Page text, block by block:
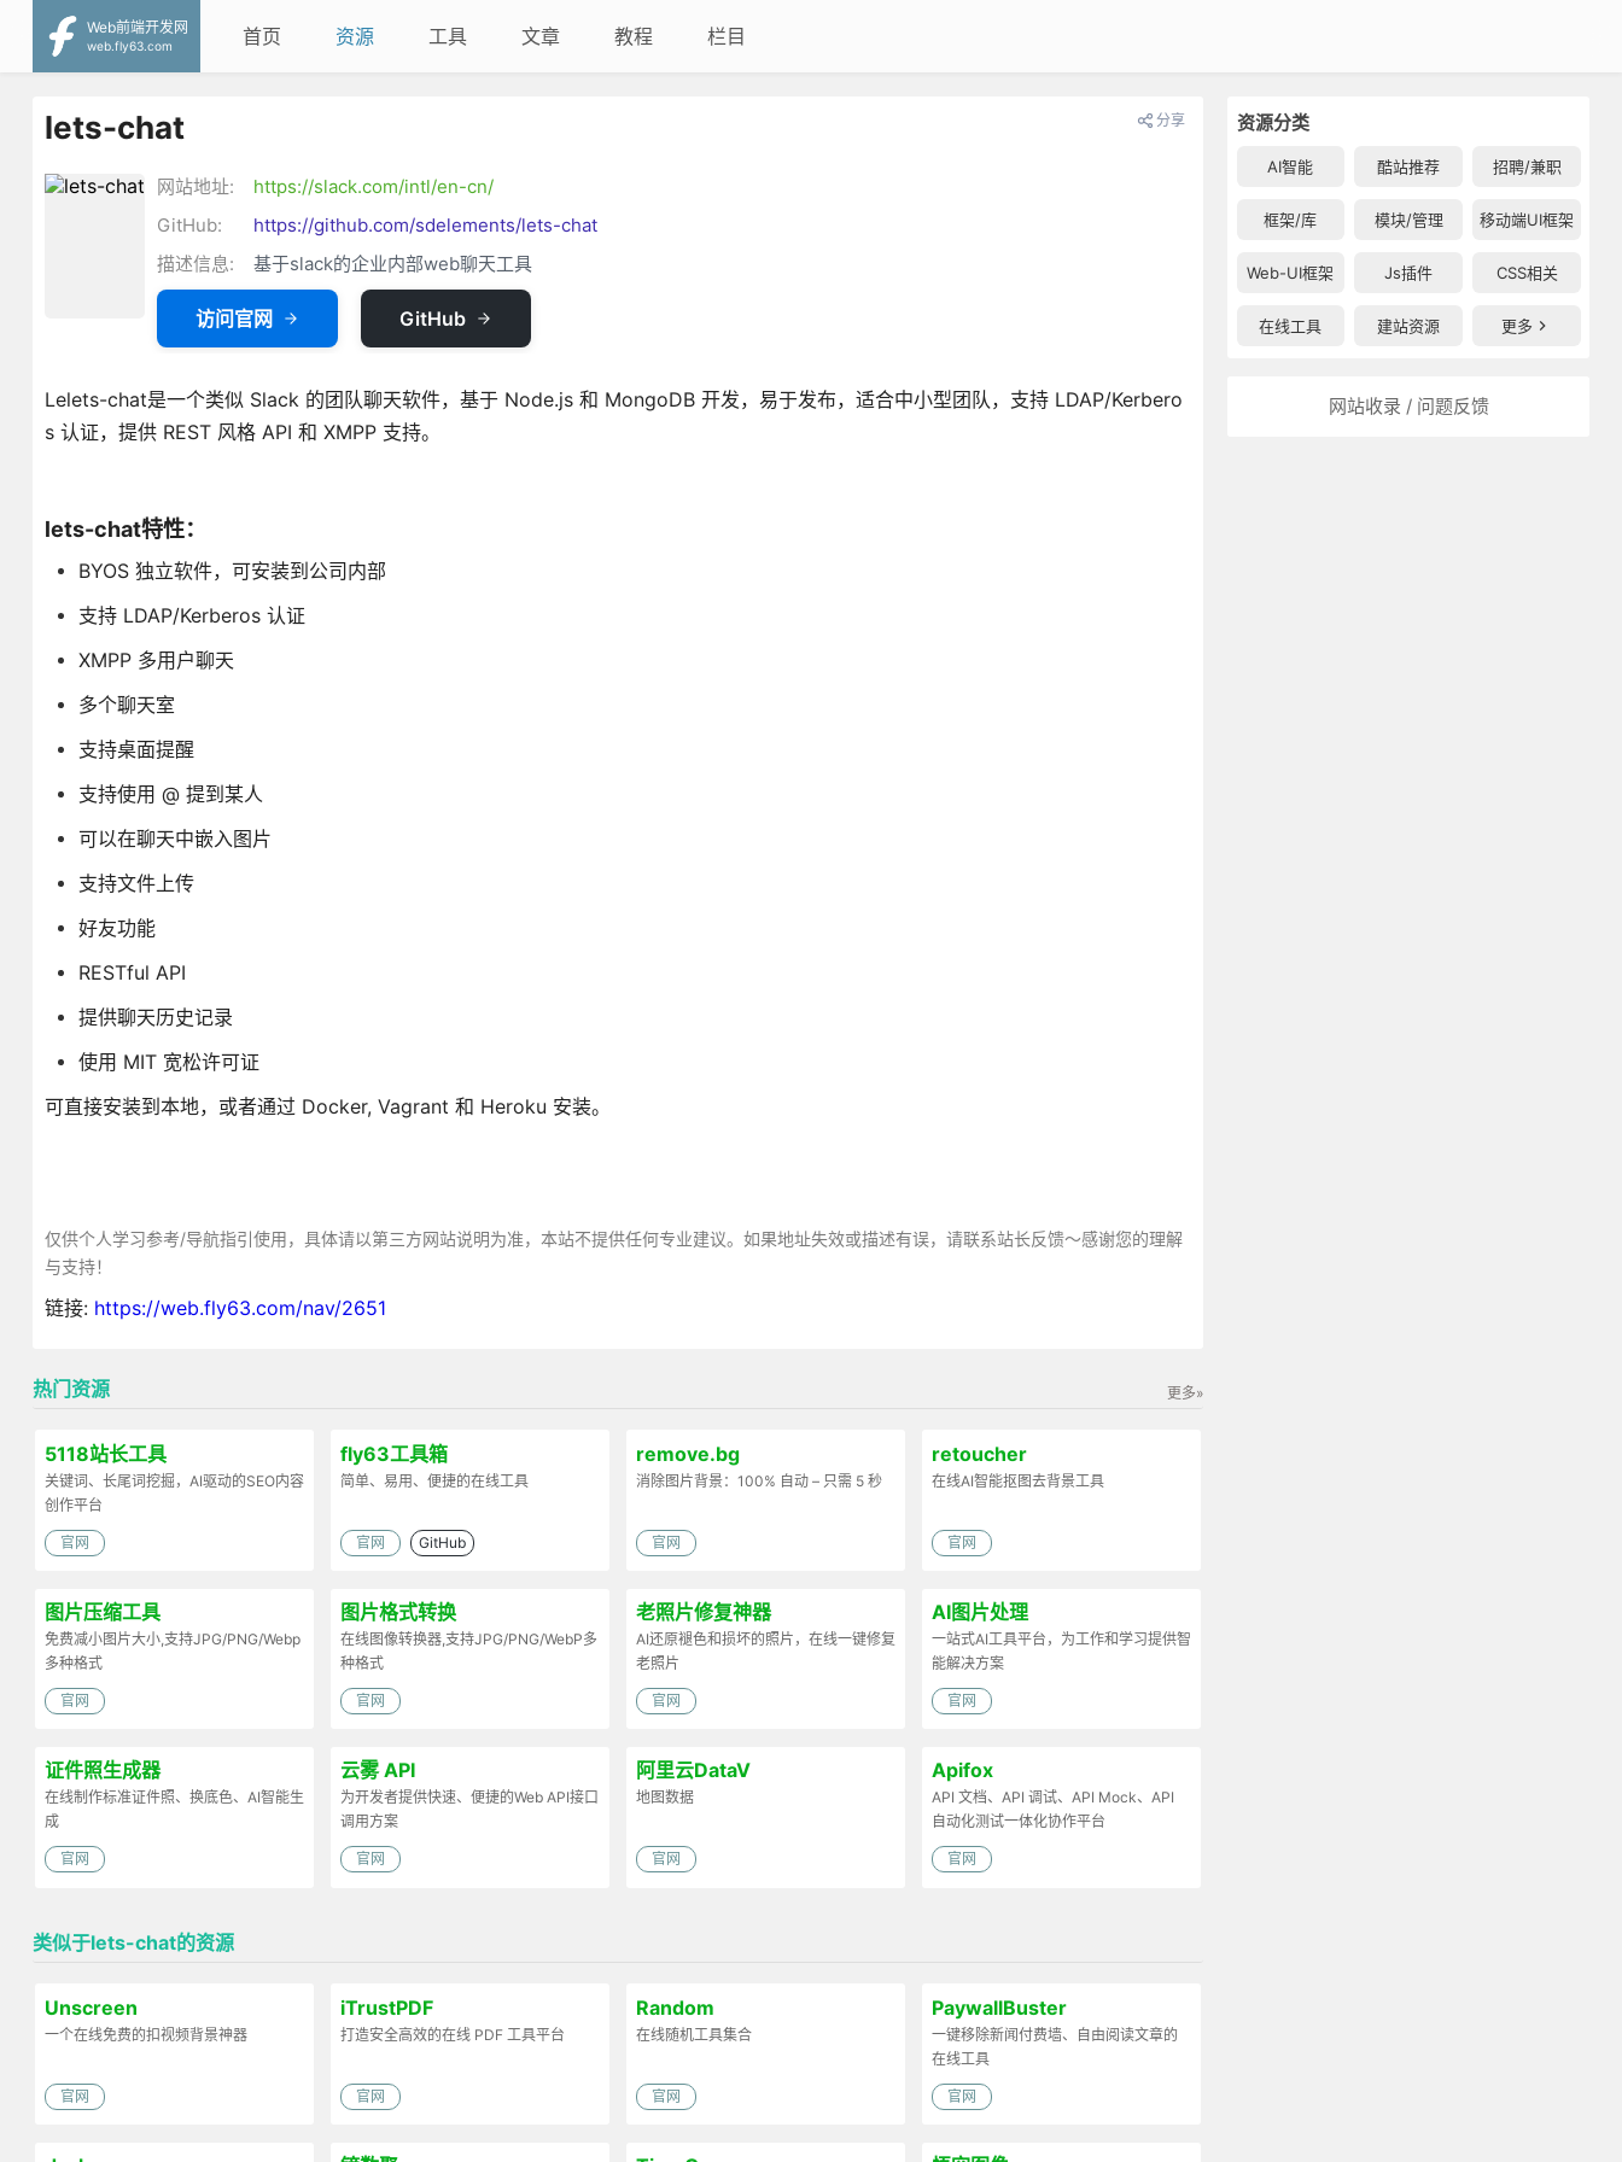
Web前端开发网
web.fly63.com
首页 资源 工具 文章 教程 栏目
资源分类
AI智能 酷站推荐 招聘/兼职
框架/库 模块/管理 移动端UI框架
Web-UI框架 Js插件 CSS相关
在线工具 建站资源 更多
网站收录 / 问题反馈
lets-chat 分享
网站地址:
https://slack.com/intl/en-cn/
GitHub:
https://github.com/sdelements/lets-chat
描述信息:
基于slack的企业内部web聊天工具
访问官网 GitHub
Lelets-chat是一个类似 Slack 的团队聊天软件，基于 Node.js 和 MongoDB 开发，易于发布，适合中小型团队，支持 LDAP/Kerbero
s 认证，提供 REST 风格 API 和 XMPP 支持。
lets-chat特性：
BYOS 独立软件，可安装到公司内部
支持 LDAP/Kerberos 认证
XMPP 多用户聊天
多个聊天室
支持桌面提醒
支持使用 @ 提到某人
可以在聊天中嵌入图片
支持文件上传
好友功能
RESTful API
提供聊天历史记录
使用 MIT 宽松许可证
可直接安装到本地，或者通过 Docker, Vagrant 和 Heroku 安装。
仅供个人学习参考/导航指引使用，具体请以第三方网站说明为准，本站不提供任何专业建议。如果地址失效或描述有误，请联系站长反馈～感谢您的理解
与支持！
链接: https://web.fly63.com/nav/2651
更多»
热门资源
5118站长工具
关键词、长尾词挖掘，AI驱动的SEO内容
创作平台
官网
fly63工具箱
简单、易用、便捷的在线工具
官网 GitHub
remove.bg
消除图片背景：100% 自动 – 只需 5 秒
官网
retoucher
在线AI智能抠图去背景工具
官网
图片压缩工具
免费减小图片大小,支持JPG/PNG/Webp
多种格式
官网
图片格式转换
在线图像转换器,支持JPG/PNG/WebP多
种格式
官网
老照片修复神器
AI还原褪色和损坏的照片，在线一键修复
老照片
官网
AI图片处理
一站式AI工具平台，为工作和学习提供智
能解决方案
官网
证件照生成器
在线制作标准证件照、换底色、AI智能生
成
官网
云雾 API
为开发者提供快速、便捷的Web API接口
调用方案
官网
阿里云DataV
地图数据
官网
Apifox
API 文档、API 调试、API Mock、API
自动化测试一体化协作平台
官网
类似于lets-chat的资源
Unscreen
一个在线免费的扣视频背景神器
官网
iTrustPDF
打造安全高效的在线 PDF 工具平台
官网
Random
在线随机工具集合
官网
PaywallBuster
一键移除新闻付费墙、自由阅读文章的
在线工具
官网